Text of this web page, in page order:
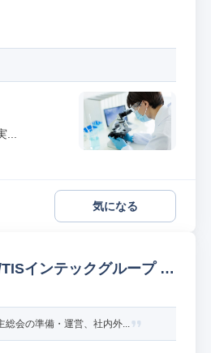
気になる
インテックグループ w
総会の準備・運営、社内外...